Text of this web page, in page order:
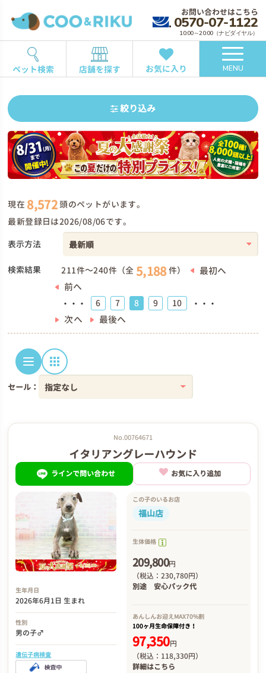
お問い合わせはこちら
0570-07-1122
10:00～20:00（ナビダイヤル）
ペット検索 店舗を探す お気に入り MENU
絞り込み
現在 8,572頭のペットがいます。
最新登録日は2026/08/06です。
表示方法
検索結果 211件～240件（全 5,188件）
最初へ
前へ
・・・ 6 7 8 9 10 ・・・
次へ 最後へ
セール：
No.00764671
イタリアングレーハウンド
ラインで問い合わせ お気に入り追加
生年月日
2026年6月1日 生まれ
性別
男の子♂
遺伝子病検査
この子のいるお店
福山店
生体価格
209,800円
（税込：230,780円）
別途 安心パック代
あんしんお迎え MAX70%割
100ヶ月生命保障付き！
97,350円
（税込：118,330円）
詳細はこちら